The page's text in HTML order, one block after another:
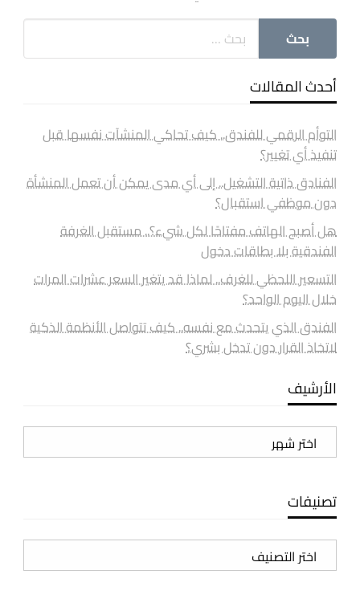
أحدث المقالات
التوأم الرقمي للفندق.. كيف تحاكي المنشآت نفسها قبل
تنفيذ أي تغيير؟
الفنادق ذاتية التشغيل.. إلى أي مدى يمكن أن تعمل المنشأة
دون موظفي استقبال؟
هل أصبح الهاتف مفتاحًا لكل شيء؟.. مستقبل الغرفة
الفندقية بلا بطاقات دخول
التسعير اللحظي للغرف.. لماذا قد يتغير السعر عشرات المرات
خلال اليوم الواحد؟
الفندق الذي يتحدث مع نفسه.. كيف تتواصل الأنظمة الذكية
لاتخاذ القرار دون تدخل بشري؟
الأرشيف
الأرشيف
تصنيفات
تصنيفات